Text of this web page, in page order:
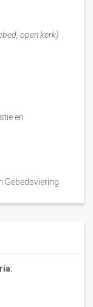
open kerk)
en
Gebedsviering